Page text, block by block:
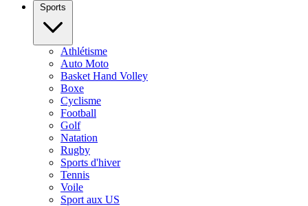
Sports
Athlétisme
Auto Moto
Basket Hand Volley
Boxe
Cyclisme
Football
Golf
Natation
Rugby
Sports d'hiver
Tennis
Voile
Sport aux US